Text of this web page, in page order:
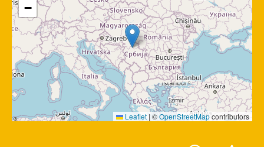
−
Leaflet | ©OpenStreetMapcontributors